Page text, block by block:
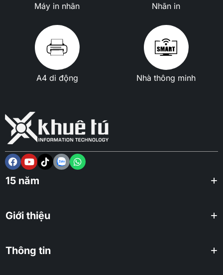
Máy in nhãn Nhãn in
A4 di động Nhà thông minh
15 năm
Giới thiệu
Thông tin